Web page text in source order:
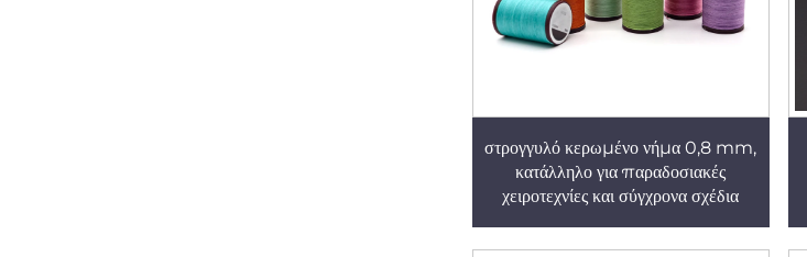
στρογγυλό κερωμένο νήμα 0,8 mm,
κατάλληλο για παραδοσιακές
χειροτεχνίες και σύγχρονα σχέδια